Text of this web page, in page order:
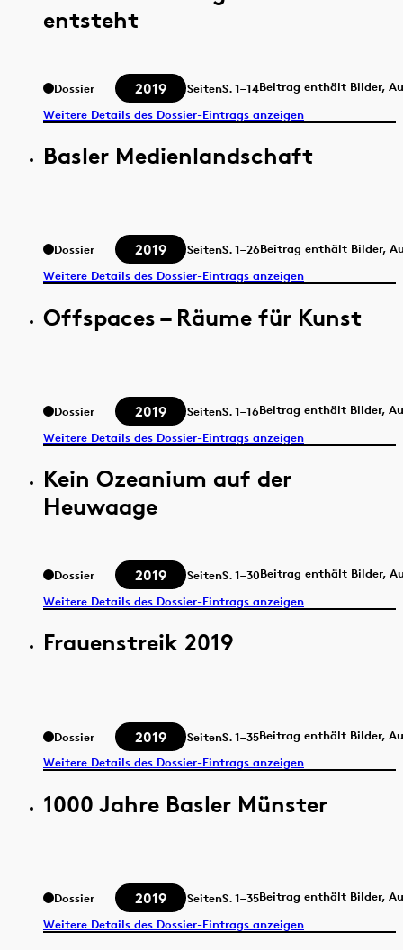
entsteht
Dossier 2019 SeitenS.1–14Beitrag enthält Bilder,
Weitere Details des Dossier-Eintrags anzeigen
Basler Medienlandschaft
Dossier 2019 SeitenS.1–26Beitrag enthält Bilder,
Weitere Details des Dossier-Eintrags anzeigen
Offspaces – Räume für Kunst
Dossier 2019 SeitenS.1–16Beitrag enthält Bilder,
Weitere Details des Dossier-Eintrags anzeigen
Kein Ozeanium auf der
Heuwaage
Dossier 2019 SeitenS.1–30Beitrag enthält Bilder,
Weitere Details des Dossier-Eintrags anzeigen
Frauenstreik 2019
Dossier 2019 SeitenS.1–35Beitrag enthält Bilder,
Weitere Details des Dossier-Eintrags anzeigen
1000 Jahre Basler Münster
Dossier 2019 SeitenS.1–35Beitrag enthält Bilder,
Weitere Details des Dossier-Eintrags anzeigen